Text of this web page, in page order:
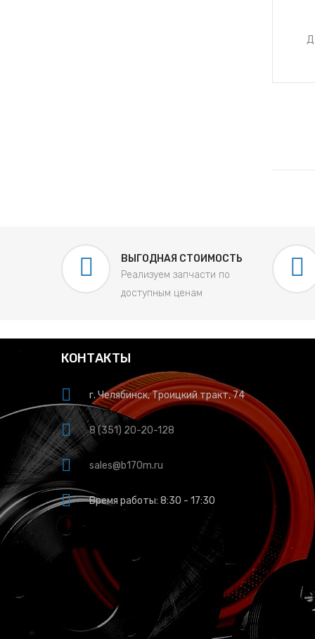
ВЫГОДНАЯ СТОИМОСТЬ
Реализуем запчасти по
доступным ценам
КОНТАКТЫ
г. Челябинск, Троицкий тракт, 74
8 (351) 20-20-128
sales@b170m.ru
Время работы: 8:30 - 17:30